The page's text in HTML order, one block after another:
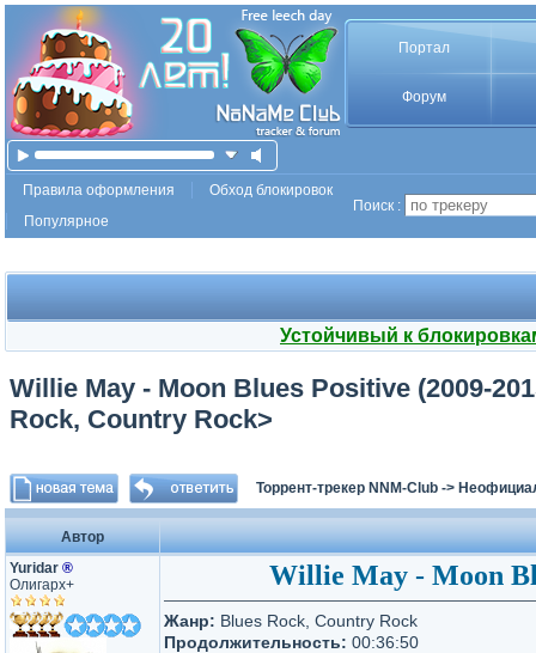
Портал
Форум
Правила оформления
Обход блокировок
Популярное
Поиск :
Устойчивый к
Willie May - Moon Blues Positive (2009-
Rock, Country Rock>
Торрент-трекер NNM-Club ->
Автор
Yuridar ®
Олигарх+
Willie May - Moon
Жанр: Blues Rock, Country Rock
Продолжительность: 00:36:50